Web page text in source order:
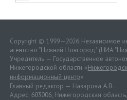
Copyright © 1999—2026 Независимое
агентство "Нижний Новгород" (НИА
Учредитель — Государственное
Нижегородской области «
информационный центр»
Главный редактор — Назарова А.В.
Адрес: 603006, Нижегородская